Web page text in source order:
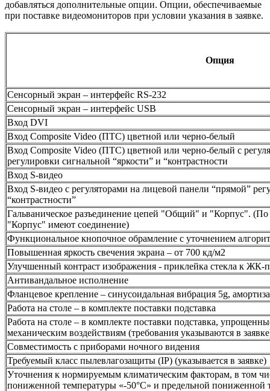
добавляться дополнительные опции. Опции, обеспечиваемые
при поставке видеомониторов при условии указания в заявке.
Опция
Сенсорный экран – интерфейс RS-232
Сенсорный экран – интерфейс USB
Вход DVI
Вход Composite Video (ПТС) цветной или черно-белый
Вход Composite Video (ПТС) цветной или черно-белый с
регулировки сигнальной “яркости” и “контрастности
Вход S-видео
Вход S-видео с регуляторами на лицевой панели “прямой”
“контрастности”
Гальваническое разъединение цепей "Общий" и "Корпус".
"Корпус" имеют соединение)
Функциональное кнопочное обрамление с уточнением
Повышенная яркость свечения экрана – от 700 кд/м2
Улучшенный контраст изображения - приклейка стекла к ЖК-
Антивандальное исполнение
Фланцевое крепление – синусоидальная вибрация 5g,
Работа на столе – в комплекте поставки подставка
Работа на столе – в комплекте поставки подставка,
механическим воздействиям (требования указываются в
Совместимость с приборами ночного видения
Требуемый класс пылевлагозащиты (IP) (указывается в заявке)
Уточнения к нормируемым климатическим факторам, в том
пониженной температуры «-50°С» и предельной пониженной